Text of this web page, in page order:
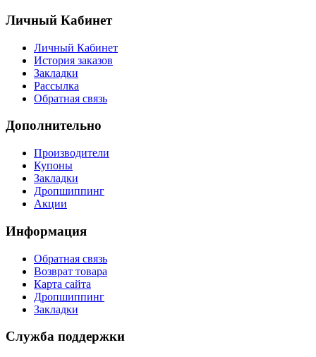
Личный Кабинет
Личный Кабинет
История заказов
Закладки
Рассылка
Обратная связь
Дополнительно
Производители
Купоны
Закладки
Дропшиппинг
Акции
Информация
Обратная связь
Возврат товара
Карта сайта
Дропшиппинг
Закладки
Служба поддержки